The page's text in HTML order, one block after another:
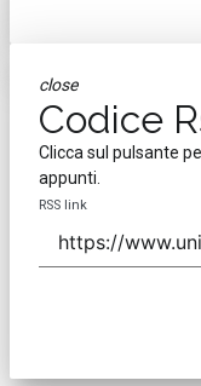
close
Codice
Clicca sul pulsante
appunti.
RSS link